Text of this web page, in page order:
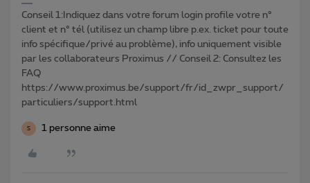
Conseil 1:Indiquez dans votre forum login profile votre n°
client et n° tél (utilisez un champ libre p.ex. ticket pour toute
info spécifique/privé au problème), info uniquement visible
par les collaborateurs Proximus // Conseil 2: Consultez les
FAQ
https://www.proximus.be/support/fr/id_zwpr_support/
particuliers/support.html
S 1 personne aime